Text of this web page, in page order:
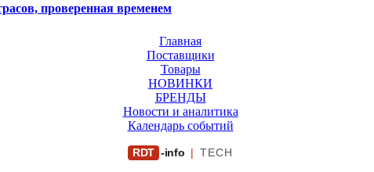
проверенная временем
Главная
Поставщики
Товары
НОВИНКИ
БРЕНДЫ
Новости и аналитика
Календарь событий
RDT -info | TECH